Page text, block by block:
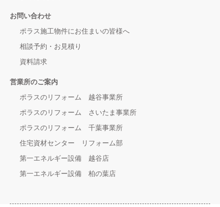
お問い合わせ
ポラス施工物件にお住まいの皆様へ
相談予約・お見積り
資料請求
営業所のご案内
ポラスのリフォーム 越谷事業所
ポラスのリフォーム さいたま事業所
ポラスのリフォーム 千葉事業所
住宅資材センター リフォーム部
第一エネルギー設備 越谷店
第一エネルギー設備 柏の葉店